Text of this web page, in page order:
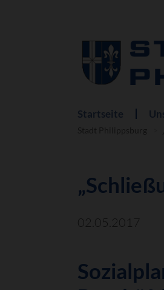
Navigation
überspringen
Startseite
02.05.2017